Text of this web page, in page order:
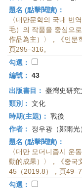
題名 (點擊閱讀)：
〈대만문학의 국내 번
毛）의 작품을 중심으
作品為主）〉，《인문
頁295–316。
勾選：
編號： 43
出版書目： 臺灣史研
類別： 文化
時期(主題)： 戰後
作者：
정우광（鄭雨光
題名 (點擊閱讀)：
〈대만 모더니즘시 운
動的成果）〉，《중국
45（2019.8），頁
勾選：